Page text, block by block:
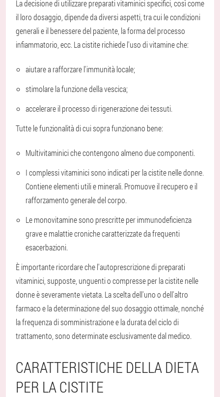
La decisione di utilizzare preparati vitaminici specifici, così come
il loro dosaggio, dipende da diversi aspetti, tra cui le condizioni
generali e il benessere del paziente, la forma del processo
infiammatorio, ecc. La cistite richiede l'uso di vitamine che:
aiutare a rafforzare l'immunità locale;
stimolare la funzione della vescica;
accelerare il processo di rigenerazione dei tessuti.
Tutte le funzionalità di cui sopra funzionano bene:
Multivitaminici che contengono almeno due componenti.
I complessi vitaminici sono indicati per la cistite nelle donne.
Contiene elementi utili e minerali. Promuove il recupero e il
rafforzamento generale del corpo.
Le monovitamine sono prescritte per immunodeficienza
grave e malattie croniche caratterizzate da frequenti
esacerbazioni.
È importante ricordare che l'autoprescrizione di preparati
vitaminici, supposte, unguenti o compresse per la cistite nelle
donne è severamente vietata. La scelta dell'uno o dell'altro
farmaco e la determinazione del suo dosaggio ottimale, nonché
la frequenza di somministrazione e la durata del ciclo di
trattamento, sono determinate esclusivamente dal medico.
CARATTERISTICHE DELLA DIETA
PER LA CISTITE